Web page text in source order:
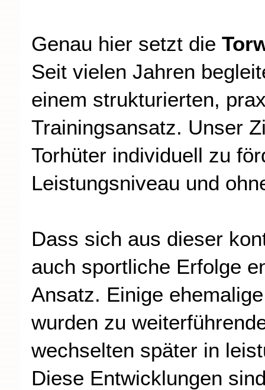
Genau hier setzt die
Seit vielen Jahren
einem strukturierten,
Trainingsansatz. Unser
Torhüter individuell zu
Leistungsniveau und
Dass sich aus dieser
auch sportliche Erfolge
Ansatz. Einige
wurden zu
wechselten später in
Diese Entwicklungen